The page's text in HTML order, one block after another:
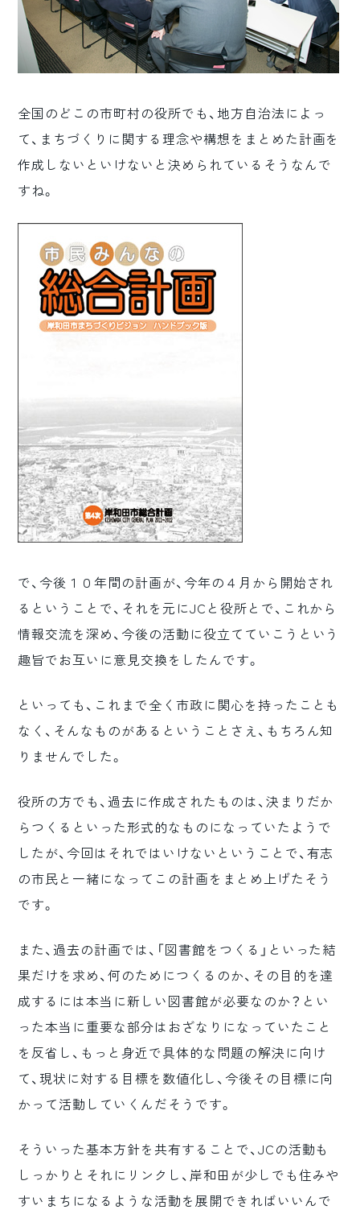
全国のどこの市町村の役所でも、地方自治法によっ
て、まちづくりに関する理念や構想をまとめた計画を
作成しないといけないと決められているそうなんで
すね。
で、今後１０年間の計画が、今年の４月から開始され
るということで、それを元にJCと役所とで、これから
情報交流を深め、今後の活動に役立てていこうという
趣旨でお互いに意見交換をしたんです。
といっても、これまで全く市政に関心を持ったことも
なく、そんなものがあるということさえ、もちろん知
りませんでした。
役所の方でも、過去に作成されたものは、決まりだか
らつくるといった形式的なものになっていたようで
したが、今回はそれではいけないということで、有志
の市民と一緒になってこの計画をまとめ上げたそう
です。
また、過去の計画では、「図書館をつくる」といった結
果だけを求め、何のためにつくるのか、その目的を達
成するには本当に新しい図書館が必要なのか？とい
った本当に重要な部分はおざなりになっていたこと
を反省し、もっと身近で具体的な問題の解決に向け
て、現状に対する目標を数値化し、今後その目標に向
かって活動していくんだそうです。
そういった基本方針を共有することで、JCの活動も
しっかりとそれにリンクし、岸和田が少しでも住みや
すいまちになるような活動を展開できればいいんで